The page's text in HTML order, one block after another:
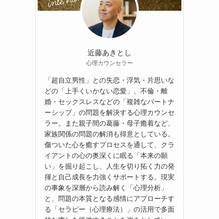
近藤あきとし
心理カウンセラー
「超自立男性」との失恋・浮気・片思いな
どの「上手くいかない恋愛」、不倫・離
婚・セックスレスなどの「複雑なパートナ
ーシップ」の問題を解決する心理カウンセ
ラー。また親子間の葛藤・母子癒着など、
家族関係の問題の解消も得意としている。
傷ついた心を癒すプロセスを通して、クラ
イアントの心の奥深くに眠る「本来の願
い」を掘り起こし、人生を切り拓く力の発
揮と自己成長を力強くサポートする。現実
の事象を深層から読み解く「心理分析」
と、問題の本質となる感情にアプローチす
る「セラピー（心理療法）」の活用で多面